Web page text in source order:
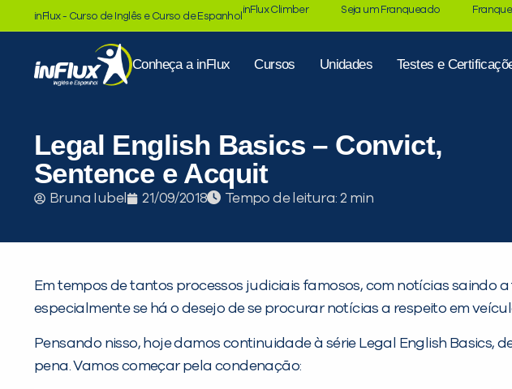
inFlux - Curso de Inglês e Curso de Espanhol
inFlux Climber Seja um Franqueado
Conheça a inFlux Cursos Unidades Testes e
Legal English Basics – Convict,
Sentence e Acquit
Bruna Iubel 21/09/2018 Tempo de leitura:
Em tempos de tantos processos judiciais famosos, com notícias saindo
especialmente se há o desejo de se procurar notícias a respeito em
Pensando nisso, hoje damos continuidade à série Legal English
pena. Vamos começar pela condenação: